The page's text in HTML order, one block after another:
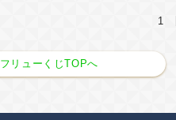
1
フリューくじTOPへ